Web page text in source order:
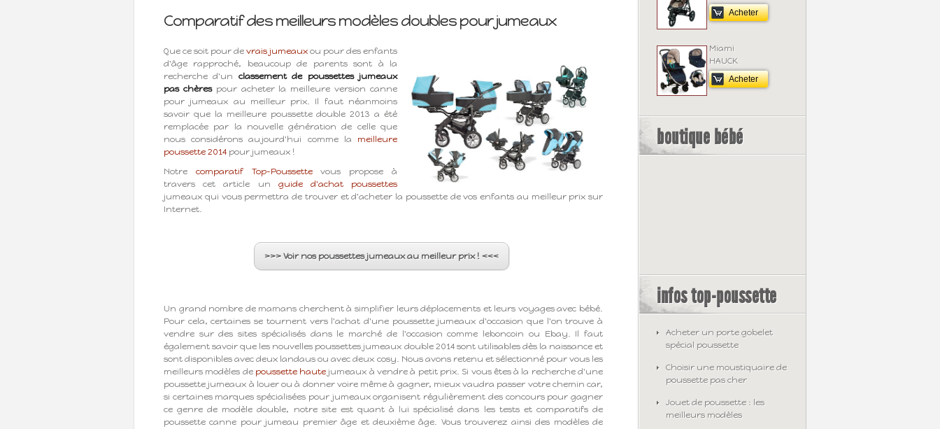
Comparatif des meilleurs modèles doubles pour jumeaux
Que ce soit pour de vrais jumeaux ou pour des enfants
d'âge rapproché, beaucoup de parents sont à la
recherche d'un classement de poussettes jumeaux
pas chèrespour acheter la meilleure version canne
pour jumeaux au meilleur prix. Il faut néanmoins
savoir que la meilleure poussette double 2013 a été
remplacée par la nouvelle génération de celle que
nous considérons aujourd'hui comme la meilleure
poussette 2014 pour jumeaux !
Notre comparatif Top-Poussettevous propose à
travers cet article un guide d'achat poussettes
jumeaux qui vous permettra de trouver et d'acheter la poussette de vos enfants au meilleur prix sur
Internet.
>>> Voir nos poussettes jumeaux au meilleur prix ! <<<
Un grand nombre de mamans cherchent à simplifier leurs déplacements et leurs voyages avec bébé.
Pour cela, certaines se tournent vers l'achat d'une poussette jumeaux d'occasion que l'on trouve à
vendre sur des sites spécialisés dans le marché de l'occasion comme leboncoin ou Ebay. Il faut
également savoir que les nouvelles poussettes jumeaux double 2014 sont utilisables dès la naissance et
sont disponibles avec deux landaus ou avec deux cosy. Nous avons retenu et sélectionné pour vous les
meilleurs modèles de poussette haute jumeaux à vendre à petit prix. Si vous êtes à la recherche d'une
poussette jumeaux à louer ou à donner voire même à gagner, mieux vaudra passer votre chemin car,
si certaines marques spécialisées pour jumeaux organisent régulièrement des concours pour gagner
ce genre de modèle double, notre site est quant à lui spécialisé dans les tests et comparatifs de
poussette canne pour jumeau premier âge et deuxième âge. Vous trouverez ainsi des modèles de
Acheter
Miami
HAUCK
Acheter
boutique bébé
infos top-poussette
Acheter un porte gobelet
spécial poussette
Choisir une moustiquaire de
poussette pas cher
Jouet de poussette : les
meilleurs modèles